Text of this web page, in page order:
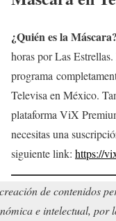
¿Quién es la Máscara?
horas por Las
programa
Televisa en México.
plataforma ViX
necesitas una
siguiente link: https://
de contenidos
e intelectual, por